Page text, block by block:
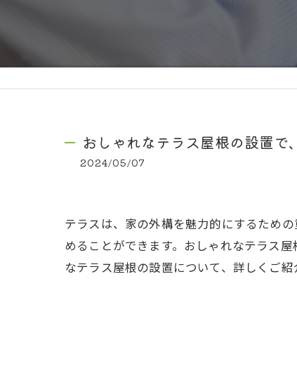
おしゃれなテラス屋根の設置で
2024/05/07
テラスは、家の外構を魅力的にするため
めることができます。おしゃれなテラス
なテラス屋根の設置について、詳しくご紹